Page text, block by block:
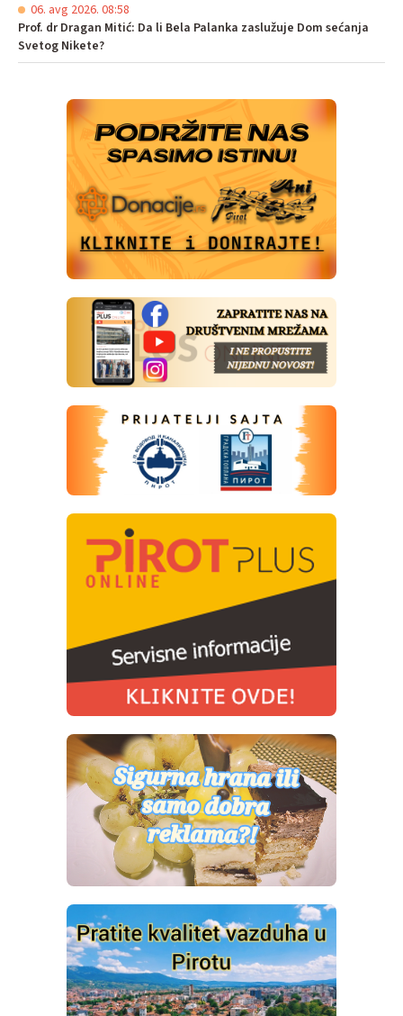
06. avg 2026. 08:58
Prof. dr Dragan Mitić: Da li Bela Palanka zaslužuje Dom sećanja
Svetog Nikete?